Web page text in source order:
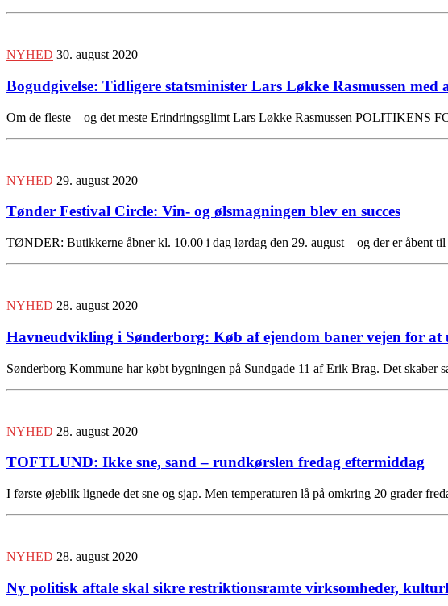
NYHED 30. august 2020
Bogudgivelse: Tidligere statsminister Lars Løkke Rasmussen med
Om de fleste – og det meste Erindringsglimt Lars Løkke Rasmussen POLITIKENS
NYHED 29. august 2020
Tønder Festival Circle: Vin- og ølsmagningen blev en succes
TØNDER: Butikkerne åbner kl. 10.00 i dag lørdag den 29. august – og der er åbent
NYHED 28. august 2020
Havneudvikling i Sønderborg: Køb af ejendom baner vejen for at
Sønderborg Kommune har købt bygningen på Sundgade 11 af Erik Brag. Det
NYHED 28. august 2020
TOFTLUND: Ikke sne, sand – rundkørslen fredag eftermiddag
I første øjeblik lignede det sne og sjap. Men temperaturen lå på omkring 20 grader
NYHED 28. august 2020
Ny politisk aftale skal sikre restriktionsramte virksomheder,